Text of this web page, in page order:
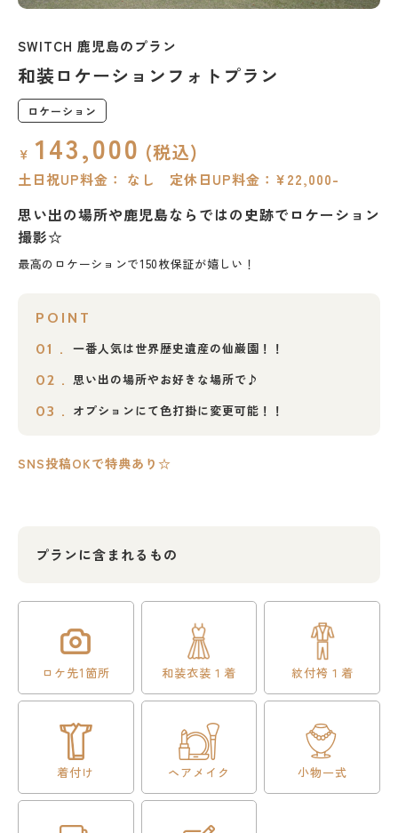
SWITCH 鹿児島のプラン
和装ロケーションフォトプラン
ロケーション
￥ 143,000 (税込)
土日祝UP料金： なし 定休日UP料金：¥22,000-
思い出の場所や鹿児島ならではの史跡でロケーション
撮影☆
最高のロケーションで150枚保証が嬉しい！
POINT
01 .
一番人気は世界歴史遺産の仙巌園！！
02 . 思い出の場所やお好きな場所で♪
03 . オプションにて色打掛に変更可能！！
SNS投稿OKで特典あり☆
プランに含まれるもの
ロケ先1箇所 和装衣装１着 紋付袴１着
着付け ヘアメイク 小物一式